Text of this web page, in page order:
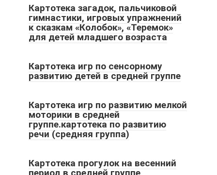
Картотека загадок, пальчиковой
гимнастики, игровых упражнений
к сказкам «Колобок», «Теремок»
для детей младшего возраста
Картотека игр по сенсорному
развитию детей в средней группе
Картотека игр по развитию мелкой
моторики в средней
группе.картотека по развитию
речи (средняя группа)
Картотека прогулок на весенний